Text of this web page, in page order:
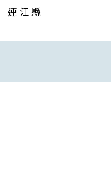
連 江 縣